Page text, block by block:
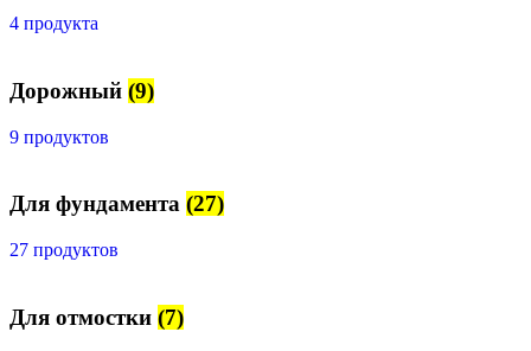
4 продукта
Дорожный (9)
9 продуктов
Для фундамента (27)
27 продуктов
Для отмостки (7)